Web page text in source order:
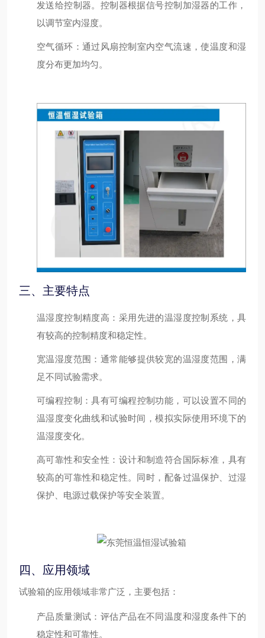
发送给控制器。控制器根据信号控制加湿器的工作，
以调节室内湿度。
空气循环 ：通过风扇控制室内空气流速，使温度和湿
度分布更加均匀。
三、主要特点
温湿度控制精度高 ：采用先进的温湿度控制系统，具
有较高的控制精度和稳定性。
宽温湿度范围 ：通常能够提供较宽的温湿度范围，满
足不同试验需求。
可编程控制 ：具有可编程控制功能，可以设置不同的
温湿度变化曲线和试验时间，模拟实际使用环境下的
温湿度变化。
高可靠性和安全性 ：设计和制造符合国际标准，具有
较高的可靠性和稳定性。同时，配备过温保护、过湿
保护、电源过载保护等安全装置。
四、应用领域
试验箱的应用领域非常广泛，主要包括：
产品质量测试 ：评估产品在不同温度和湿度条件下的
稳定性和可靠性。